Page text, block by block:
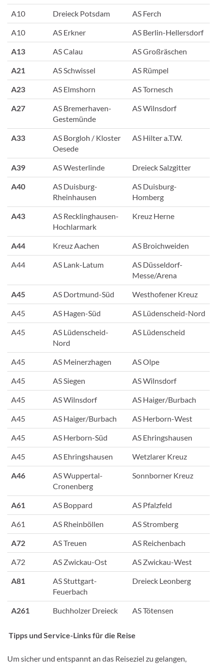
A10 Dreieck Potsdam AS Ferch
A10 AS Erkner AS Berlin-Hellersdorf
A13 AS Calau AS Großräschen
A21 AS Schwissel AS Rümpel
A23 AS Elmshorn AS Tornesch
A27
AS Bremerhaven-
Gestemünde
AS Wilnsdorf
A33
AS Borgloh / Kloster
Oesede
AS Hilter a.T.W.
A39 AS Westerlinde Dreieck Salzgitter
A40
AS Duisburg-
Rheinhausen
AS Duisburg-
Homberg
A43
AS Recklinghausen-
Hochlarmark
Kreuz Herne
A44 Kreuz Aachen AS Broichweiden
A44 AS Lank-Latum
AS Düsseldorf-
Messe/Arena
A45 AS Dortmund-Süd Westhofener Kreuz
A45 AS Hagen-Süd AS Lüdenscheid-Nord
A45
AS Lüdenscheid-
Nord
AS Lüdenscheid
A45 AS Meinerzhagen AS Olpe
A45 AS Siegen AS Wilnsdorf
A45 AS Wilnsdorf AS Haiger/Burbach
A45 AS Haiger/Burbach AS Herborn-West
A45 AS Herborn-Süd AS Ehringshausen
A45 AS Ehringshausen Wetzlarer Kreuz
A46
AS Wuppertal-
Cronenberg
Sonnborner Kreuz
A61 AS Boppard AS Pfalzfeld
A61 AS Rheinböllen AS Stromberg
A72 AS Treuen AS Reichenbach
A72 AS Zwickau-Ost AS Zwickau-West
A81
AS Stuttgart-
Feuerbach
Dreieck Leonberg
A261 Buchholzer Dreieck AS Tötensen
Tipps und Service-Links für die Reise
Um sicher und entspannt an das Reiseziel zu gelangen,